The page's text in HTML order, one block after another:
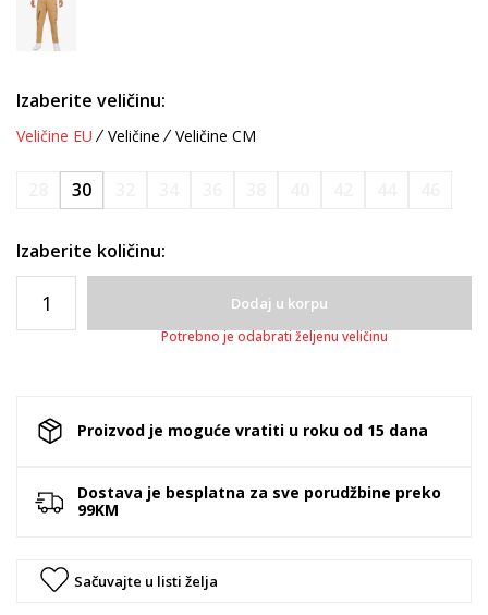
Izaberite veličinu:
Veličine EU Veličine Veličine CM
30
Izaberite količinu:
Dodaj u korpu
Potrebno je odabrati željenu veličinu
Proizvod je moguće vratiti u roku od 15 dana
Dostava je besplatna za sve porudžbine preko
99KM
Sačuvajte u listi želja